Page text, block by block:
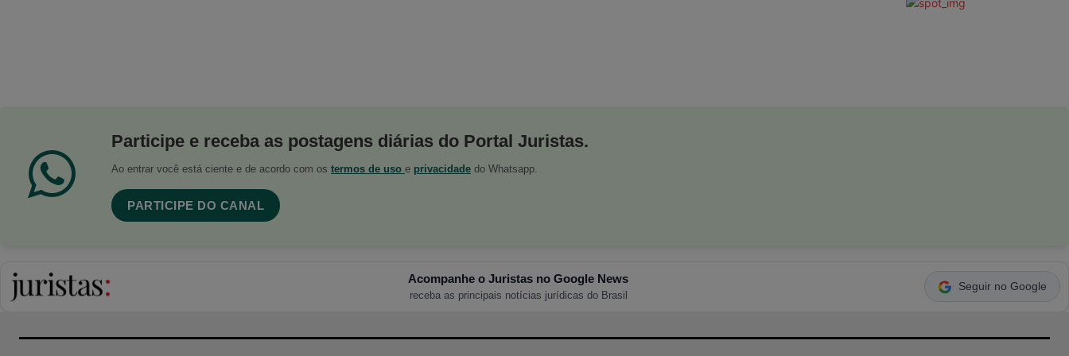
Participe e receba as postagens diárias do Portal Juristas.
Ao entrar você está ciente e de acordo com os termos de uso e privacidade do Whatsapp.
PARTICIPE DO CANAL
Acompanhe o Juristas no Google News
receba as principais notícias jurídicas do Brasil
Seguir no Google